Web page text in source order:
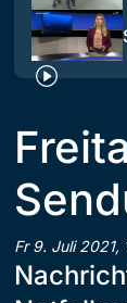
Fr 9. Juli 2021,